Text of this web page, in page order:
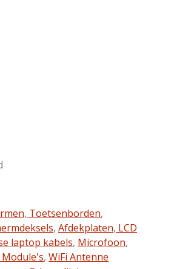
, Toetsenborden,
, Afdekplaten, LCD
laptop kabels, Microfoon,
Module's, WiFi Antenne